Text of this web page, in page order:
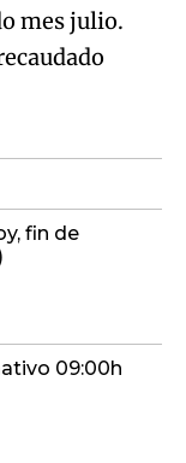
mes julio.
fin de
09:00h